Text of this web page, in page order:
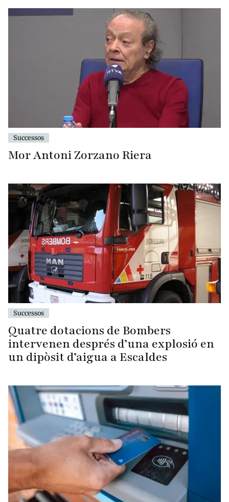
Successos
Mor Antoni Zorzano Riera
Successos
Quatre dotacions de Bombers
intervenen després d’una explosió en
un dipòsit d’aigua a Escaldes